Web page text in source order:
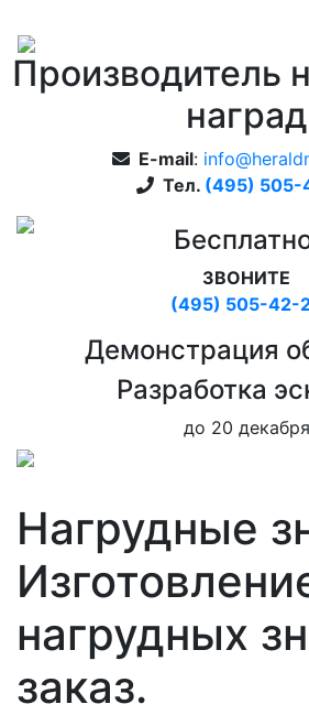
Производитель
наград
E-mail:
Тел. (495) 505-
ЗВОНИТЕ
(495) 505-42-
Дeмонстрация
Pазработка
до 20 декабря
Нагрудные
нагрудных
заказ.